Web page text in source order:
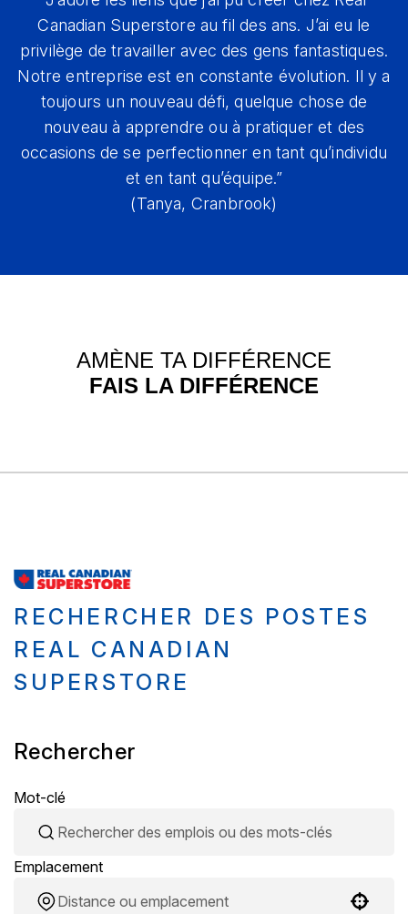
Canadian Superstore au fil des ans. J’ai eu le
privilège de travailler avec des gens fantastiques.
Notre entreprise est en constante évolution. Il y a
toujours un nouveau défi, quelque chose de
nouveau à apprendre ou à pratiquer et des
occasions de se perfectionner en tant qu’individu
et en tant qu’équipe.”
(Tanya, Cranbrook)
AMÈNE TA DIFFÉRENCE
FAIS LA DIFFÉRENCE
RECHERCHER DES POSTES
REAL CANADIAN
SUPERSTORE
Rechercher
Mot-clé
Emplacement